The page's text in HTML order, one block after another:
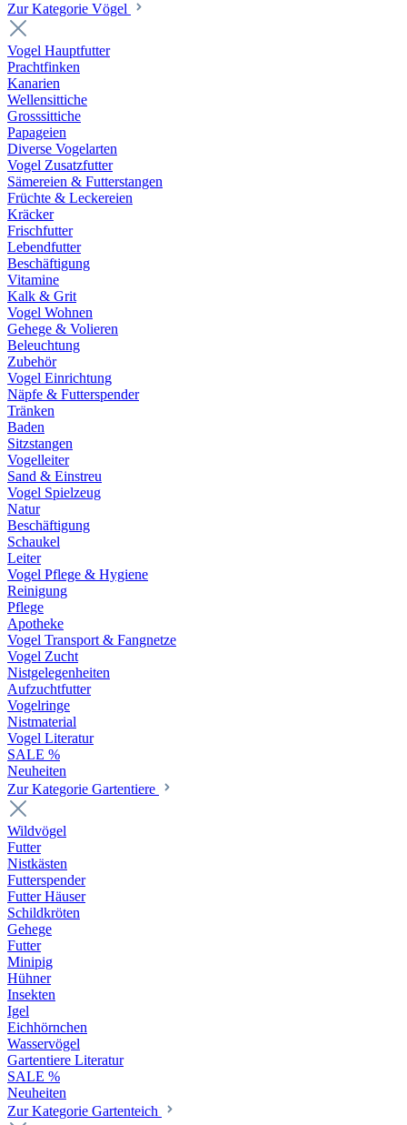
Zur Kategorie Vögel
Vogel Hauptfutter
Prachtfinken
Kanarien
Wellensittiche
Grosssittiche
Papageien
Diverse Vogelarten
Vogel Zusatzfutter
Sämereien & Futterstangen
Früchte & Leckereien
Kräcker
Frischfutter
Lebendfutter
Beschäftigung
Vitamine
Kalk & Grit
Vogel Wohnen
Gehege & Volieren
Beleuchtung
Zubehör
Vogel Einrichtung
Näpfe & Futterspender
Tränken
Baden
Sitzstangen
Vogelleiter
Sand & Einstreu
Vogel Spielzeug
Natur
Beschäftigung
Schaukel
Leiter
Vogel Pflege & Hygiene
Reinigung
Pflege
Apotheke
Vogel Transport & Fangnetze
Vogel Zucht
Nistgelegenheiten
Aufzuchtfutter
Vogelringe
Nistmaterial
Vogel Literatur
SALE %
Neuheiten
Zur Kategorie Gartentiere
Wildvögel
Futter
Nistkästen
Futterspender
Futter Häuser
Schildkröten
Gehege
Futter
Minipig
Hühner
Insekten
Igel
Eichhörnchen
Wasservögel
Gartentiere Literatur
SALE %
Neuheiten
Zur Kategorie Gartenteich